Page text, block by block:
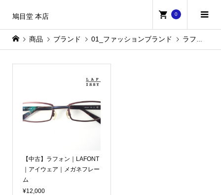
鳩目堂 本店 0
商品 ブランド 01_ファッションブランド ラフォン
【中古】ラフォン｜LAFONT
｜アイウェア｜メガネフレー
ム
¥12,000